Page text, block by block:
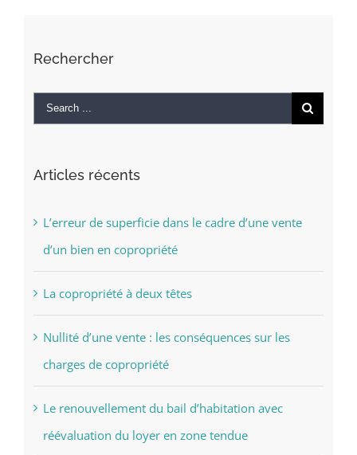
Rechercher
Search
Articles récents
L’erreur de superficie dans le cadre d’une vente
d’un bien en copropriété
La copropriété à deux têtes
Nullité d’une vente : les conséquences sur les
charges de copropriété
Le renouvellement du bail d’habitation avec
réévaluation du loyer en zone tendue